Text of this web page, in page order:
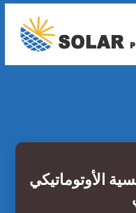
الأوتوماتيكي